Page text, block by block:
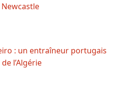
: un entraîneur portugais
l’Algérie